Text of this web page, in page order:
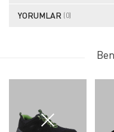
YORUMLAR (0)